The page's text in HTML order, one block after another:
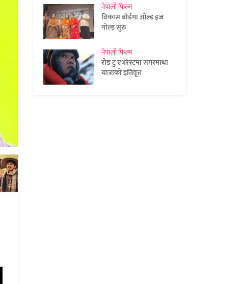
नेपाली फिल्म
विकास बोर्डमा ओल्ड इज
गोल्ड सुरु
नेपाली फिल्म
रोड टु एभरेस्टमा सगरमाथा
यात्राको इतिवृत्त